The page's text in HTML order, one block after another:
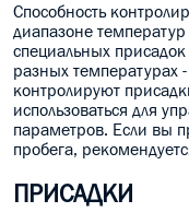
Способность
диапазоне
специальных
разных температурах
контролируют
использоваться для
параметров. Если вы
пробега,
ПРИСАДКИ